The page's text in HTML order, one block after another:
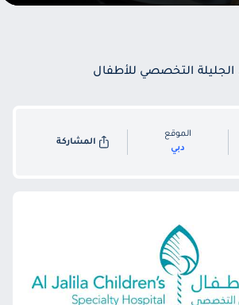
التخصصي للأطفال
الموقع
دبي
المشاركة